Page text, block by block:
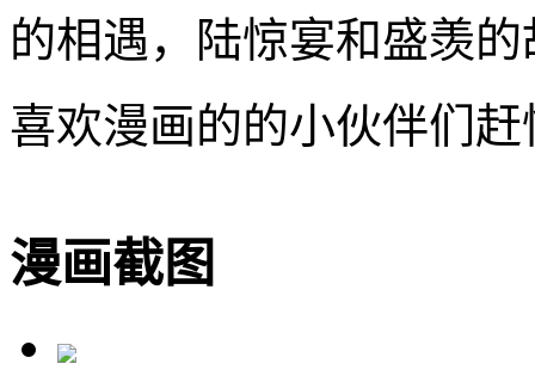
的相遇，陆惊宴和盛羡
喜欢漫画的的小伙伴们
漫画截图